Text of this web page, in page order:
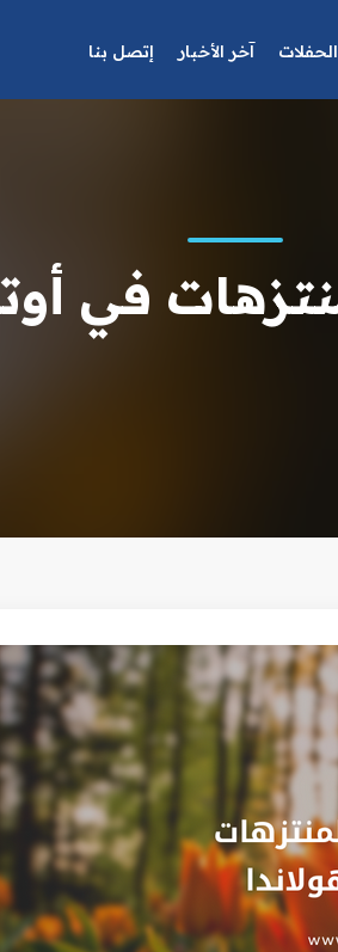
في
الحفلات آخر الأخبار إتصل بنا